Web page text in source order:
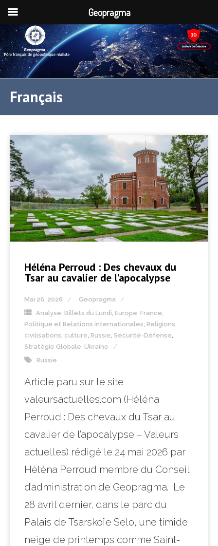
Français
Héléna Perroud : Des chevaux du
Tsar au cavalier de l’apocalypse
Mai 26, 2026
Geopragma
Analyse Billets du Lundi Europe France
Politique et Relations internationales Religions,
civilisations, culture Russie Sécurité-Défense
Stratégie Globale Ukraine
Russie
Article paru sur le site
valeursactuelles.com (Héléna
Perroud : Des chevaux du Tsar au
cavalier de l’apocalypse – Valeurs
actuelles) rédigé le 24 mai 2026 par
Héléna Perroud membre du Conseil
d’administration de Geopragma. Le
28 avril dernier, dans le parc du
Palais de Tsarskoïe Selo, une timide
neige de printemps comme Saint-
Geopragma